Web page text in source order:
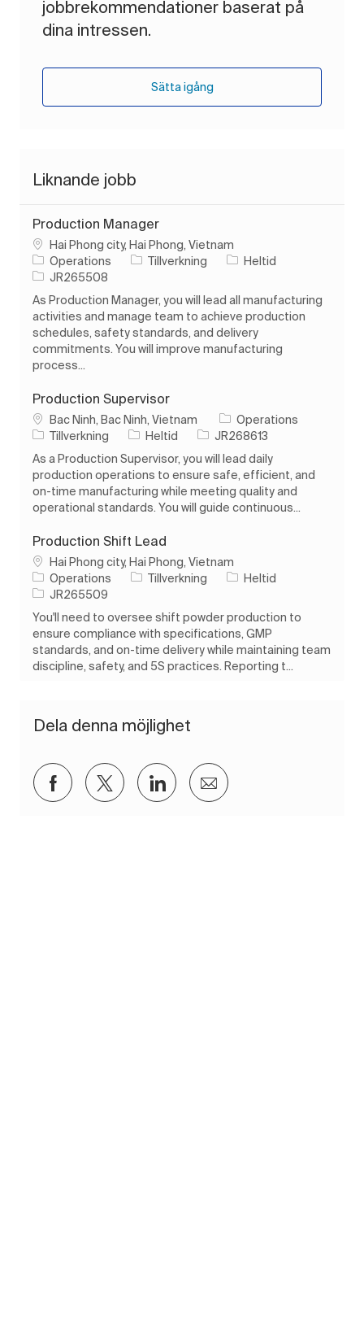
jobbrekommendationer baserat på
dina intressen.
Sätta igång
Liknande jobb
Production Manager
PlatsHai Phong city, Hai Phong, Vietnam
Operations
Kategori
Tillverkning Typ av jobb
Heltid
Jobb-ID
JR265508
As Production Manager, you will lead all manufacturing
activities and manage team to achieve production
schedules, safety standards, and delivery
commitments. You will improve manufacturing
process...
Production Supervisor
PlatsBac Ninh, Bac Ninh, Vietnam
Operations
Kategori
Tillverkning Typ av jobb
Heltid Jobb-ID
JR268613
As a Production Supervisor, you will lead daily
production operations to ensure safe, efficient, and
on-time manufacturing while meeting quality and
operational standards. You will guide continuous...
Production Shift Lead
PlatsHai Phong city, Hai Phong, Vietnam
Operations
Kategori
Tillverkning Typ av jobb
Heltid
Jobb-ID
JR265509
You'll need to oversee shift powder production to
ensure compliance with specifications, GMP
standards, and on-time delivery while maintaining team
discipline, safety, and 5S practices. Reporting t...
Dela denna möjlighet
Dela via Facebook
Dela via twitter
Dela via LinkedIn
Dela via e-post